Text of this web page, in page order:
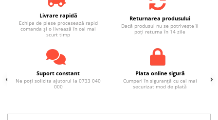
Livrare rapidă
Echipa de piese procesează rapid
comanda și o livrează în cel mai
scurt timp
Returnarea produsului
Dacă produsul nu se potrivește îl
poți returna în 14 zile
Suport constant
Ne poți solicita ajutorul la 0733 040
000
Plata online sigură
Cumperi în siguranță cu cel mai
securizat mod de plată